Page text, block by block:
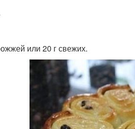
или 20 г свежих.